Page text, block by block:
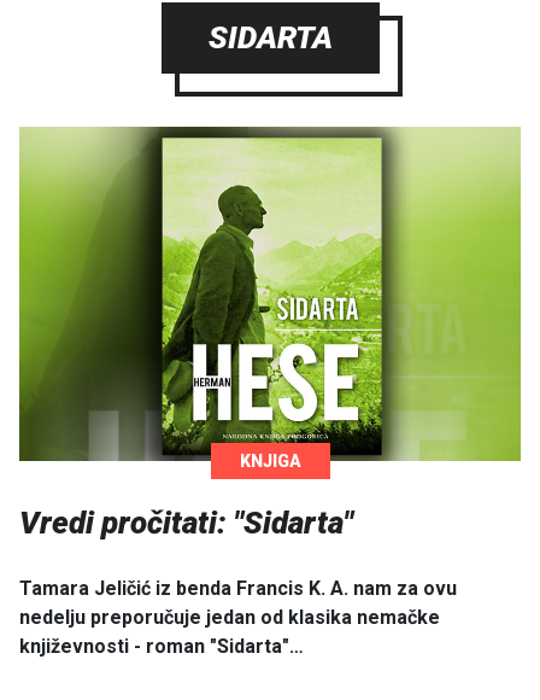
SIDARTA
KNJIGA
Vredi pročitati: "Sidarta"
Tamara Jeličić iz benda Francis K. A. nam za ovu
nedelju preporučuje jedan od klasika nemačke
književnosti - roman "Sidarta"…